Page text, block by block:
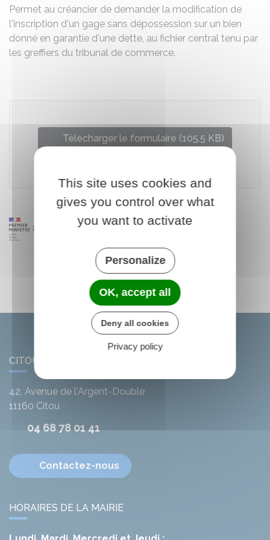
Permet au créancier de demander la modification de
l'inscription d'un gage sans dépossession sur un bien
donné en garantie d'une dette, au fichier central tenu par
les greffiers du tribunal de commerce.
Télécharger le formulaire (105.5 KB)
CITOU
42, Avenue de l'Argent-Double
11160 Citou
04 68 78 01 41
Contactez-nous
HORAIRES DE LA MAIRIE
This site uses cookies and
gives you control over what
you want to activate
Personalize
OK, accept all
Deny all cookies
Privacy policy